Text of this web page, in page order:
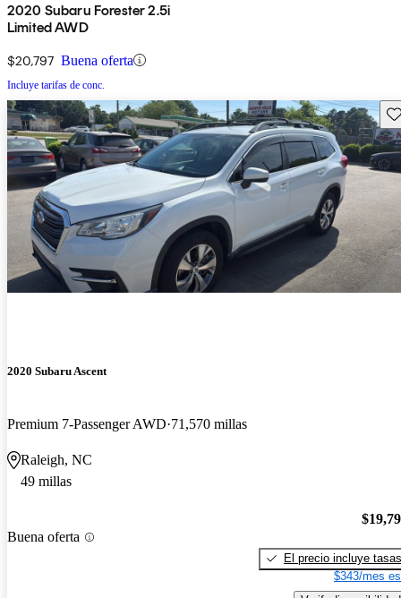
2020 Subaru Forester 2.5i
Limited AWD
$20,797 Buena oferta
Incluye tarifas de conc.
2020 Subaru Ascent
Premium 7-Passenger AWD 71,570 millas
Raleigh, NC
49 millas
Buena oferta
El precio incluye tasas
$343/mes